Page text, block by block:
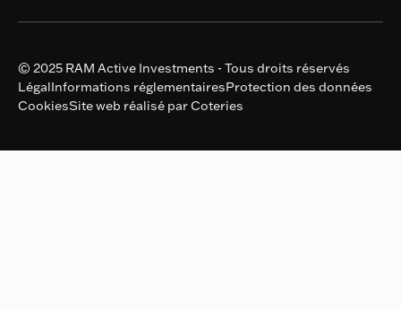
© 2025 RAM Active Investments - Tous droits réservés
LégalInformations réglementairesProtection des données
CookiesSite web réalisé par Coteries